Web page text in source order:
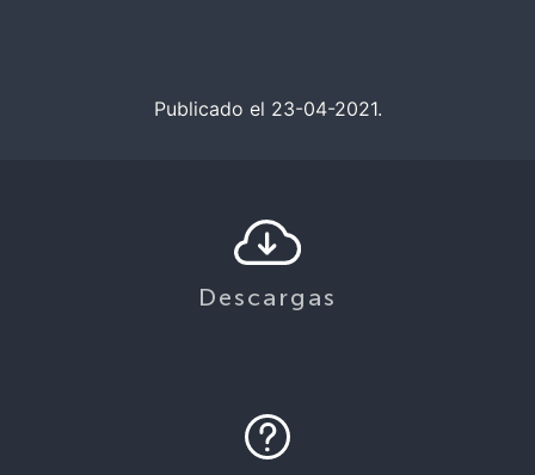
Publicado el 23-04-2021.
Descargas